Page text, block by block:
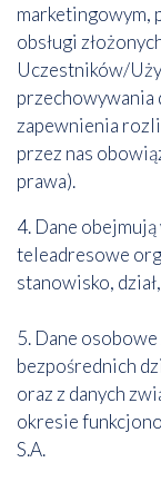
marketingowym,
obsługi
Uczestników/
przechowywania
zapewnienia
przez nas
prawa).
4. Dane
teleadresowe
stanowisko,
5. Dane
bezpośrednich
oraz z danych
okresie
S.A.